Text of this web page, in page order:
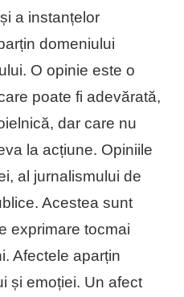
a instanțelor
domeniului
O opinie este o
poate fi adevărată,
dar care nu
la acțiune. Opiniile
al jurnalismului de
Acestea sunt
exprimare tocmai
Afectele aparțin
și emoției. Un afect